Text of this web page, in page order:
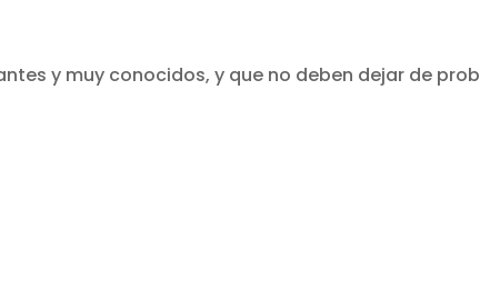
y muy conocidos, y que no deben dejar de